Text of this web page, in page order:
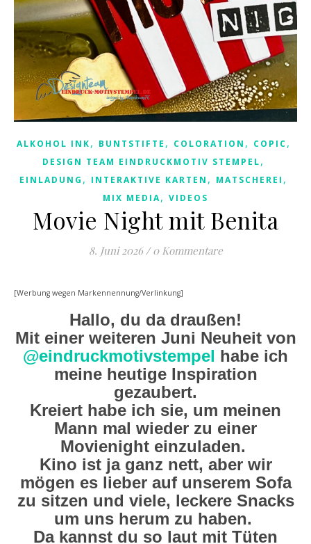
ALKOHOL INK, BUNTSTIFTE , COLORATION , COPIC,
DESIGN TEAM EINDRUCKMOTIV STEMPEL,
EINLADUNG , INTERAKTIVE KARTEN , MATSCHEREI ,
MIX MEDIA, VIDEOS
Movie Night mit Benita
8. Juni 2026 / 0 Kommentare
[Werbung wegen Markennennung/Verlinkung]
Hallo, du da draußen!
Mit einer weiteren Juni Neuheit von
@eindruckmotivstempel habe ich
meine heutige Inspiration
gezaubert.
Kreiert habe ich sie, um meinen
Mann mal wieder zu einer
Movienight einzuladen.
Kino ist ja ganz nett, aber wir
mögen es lieber auf unserem Sofa
zu sitzen und viele, leckere Snacks
um uns herum zu haben.
Da kannst du so laut mit Tüten